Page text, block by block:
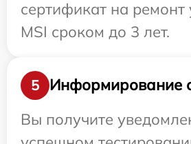
сертификат на ремонт
MSI сроком до 3 лет.
5
Информирование
Вы получите